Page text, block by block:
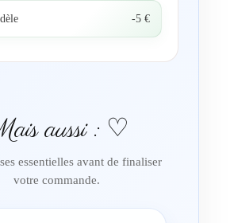
-5 €
aussi : ♡
essentielles avant de finaliser
votre commande.